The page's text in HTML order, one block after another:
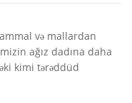
və mallardan
ağız dadına daha
kimi tərəddüd